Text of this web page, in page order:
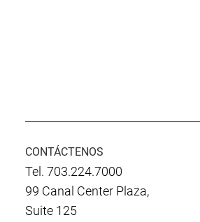
CONTÁCTENOS
Tel. 703.224.7000
99 Canal Center Plaza,
Suite 125